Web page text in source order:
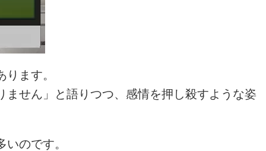
ます。
せん」と語りつつ、感情を押し殺すような姿
のです。